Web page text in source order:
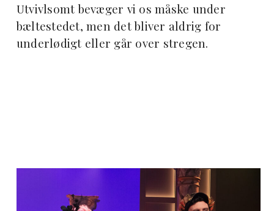
Utvivlsomt bevæger vi os måske under
bæltestedet, men det bliver aldrig for
underlødigt eller går over stregen.